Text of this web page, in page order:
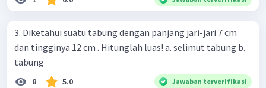
3. Diketahui suatu tabung dengan panjang jari-jari 7 cm
dan tingginya 12 cm . Hitunglah luas! a. selimut tabung b.
tabung
8 5.0 Jawaban terverifikasi